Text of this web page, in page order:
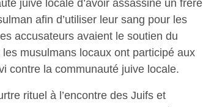
juive locale d’avoir assassiné un frère
afin d’utiliser leur sang pour les
accusateurs avaient le soutien du
musulmans locaux ont participé aux
contre la communauté juive locale.
rituel à l’encontre des Juifs et